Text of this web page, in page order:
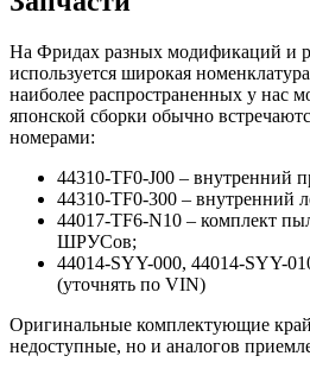
На Фридах разных модификаций и
используется широкая
наиболее распространенных у нас
японской сборки обычно
номерами:
44310-TF0-J00 – внутренний
44310-TF0-300 – внутренний
44017-TF6-N10 – комплект
ШРУСов;
44014-SYY-000, 44014-SYY-
(уточнять по VIN)
Оригинальные комплектующие
недоступные, но и аналогов